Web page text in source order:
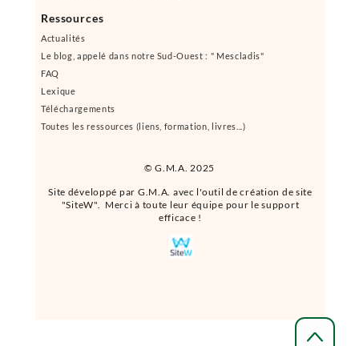
© G.M.A. 2025
Site développé par G.M.A. avec l'outil de création de site
"SiteW". Merci à toute leur équipe pour le support
efficace !
Ressources
Actualités
Le blog, appelé dans notre Sud-Ouest : " Mescladis"
FAQ
Lexique
Téléchargements
Toutes les ressources (liens, formation, livres...)